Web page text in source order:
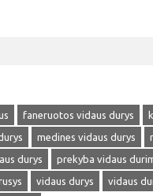
faneruotos vidaus durys
medines vidaus durys
durys prekyba vidaus
vidaus durys vidaus